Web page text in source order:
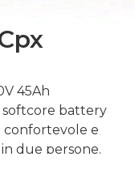
45Ah
softcore battery
confortevole e
due persone.